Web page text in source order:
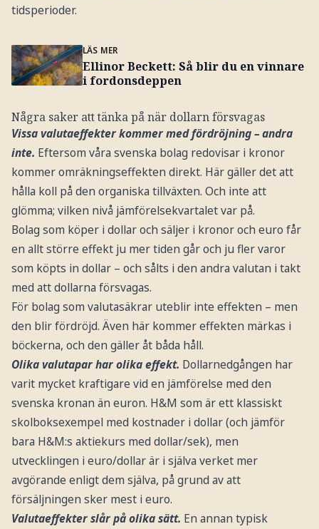
tidsperioder.
LÄS MER
Ellinor Beckett: Så blir du en vinnare
i fordonsdeppen
Några saker att tänka på när dollarn försvagas
Vissa valutaeffekter kommer med fördröjning – andra
inte. Eftersom våra svenska bolag redovisar i kronor
kommer omräkningseffekten direkt. Här gäller det att
hålla koll på den organiska tillväxten. Och inte att
glömma; vilken nivå jämförelsekvartalet var på.
Bolag som köper i dollar och säljer i kronor och euro får
en allt större effekt ju mer tiden går och ju fler varor
som köpts in dollar – och sålts i den andra valutan i takt
med att dollarna försvagas.
För bolag som valutasäkrar uteblir inte effekten – men
den blir fördröjd. Även här kommer effekten märkas i
böckerna, och den gäller åt båda håll.
Olika valutapar har olika effekt. Dollarnedgången har
varit mycket kraftigare vid en jämförelse med den
svenska kronan än euron. H&M som är ett klassiskt
skolboksexempel med kostnader i dollar (och jämför
bara H&M:s aktiekurs med dollar/sek), men
utvecklingen i euro/dollar är i själva verket mer
avgörande enligt dem själva, på grund av att
försäljningen sker mest i euro.
Valutaeffekter slår på olika sätt. En annan typisk